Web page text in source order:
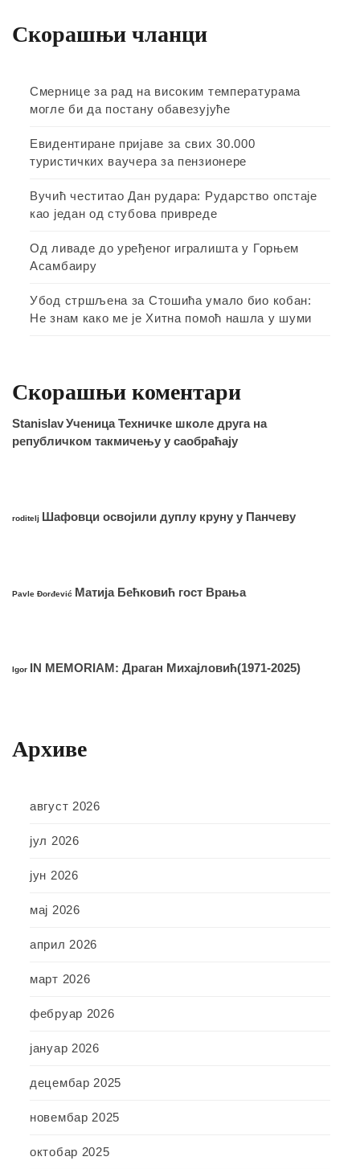
Скорашњи чланци
Смернице за рад на високим температурама
могле би да постану обавезујуће
Евидентиране пријаве за свих 30.000
туристичких ваучера за пензионере
Вучић честитао Дан рудара: Рударство опстаје
као један од стубова привреде
Од ливаде до уређеног игралишта у Горњем
Асамбаиру
Убод стршљена за Стошића умало био кобан:
Не знам како ме је Хитна помоћ нашла у шуми
Скорашњи коментари
StanislavУченица Техничке школе друга на
републичком такмичењу у саобраћају
roditelj Шафовци освојили дуплу круну у Панчеву
Pavle Đorđević Матија Бећковић гост Врања
Igor IN MEMORIAM: Драган Михајловић(1971-2025)
Архиве
август 2026
јул 2026
јун 2026
мај 2026
април 2026
март 2026
фебруар 2026
јануар 2026
децембар 2025
новембар 2025
октобар 2025